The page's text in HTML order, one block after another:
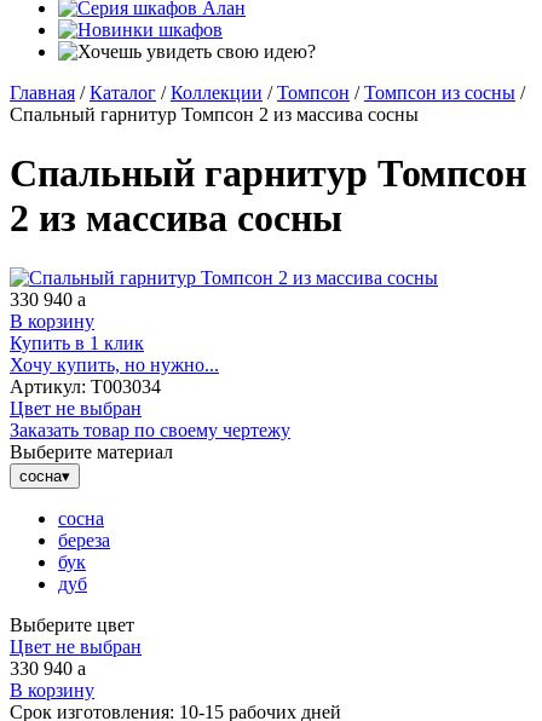
Главная / Каталог / Коллекции / Томпсон / Томпсон из сосны /
Спальный гарнитур Томпсон 2 из массива сосны
Спальный гарнитур Томпсон
2 из массива сосны
330 940 a
В корзину
Купить в 1 клик
Хочу купить, но нужно...
Артикул: Т003034
Цвет не выбран
Заказать товар по своему чертежу
Выберите материал
сосна▾
сосна
береза
бук
дуб
Выберите цвет
Цвет не выбран
330 940 a
В корзину
Срок изготовления: 10-15 рабочих дней